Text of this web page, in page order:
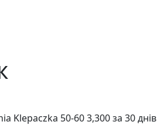
Klepaczka 50-603,300 за 30 днів